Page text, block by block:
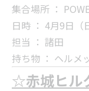
集合場所 ：
日時 ： 4月9日
担当 ： 諸田
持ち物 ： ヘルメ
☆赤城ヒル